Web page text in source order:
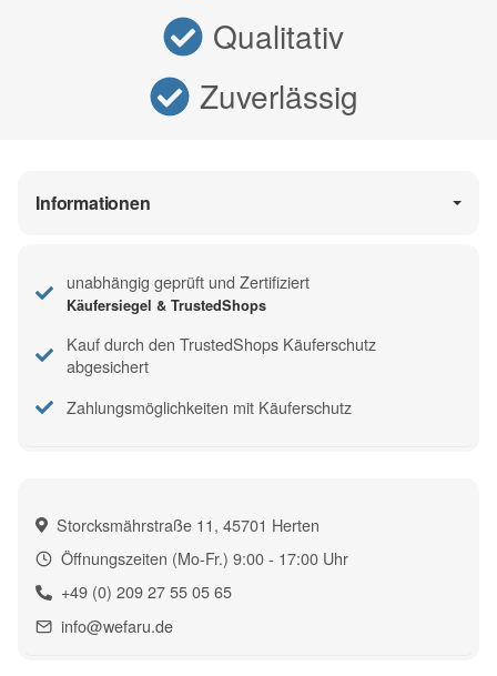
Qualitativ
Zuverlässig
Storcksmährstraße 11, 45701 Herten
Öffnungszeiten (Mo-Fr.) 9:00 - 17:00 Uhr
+49 (0) 209 27 55 05 65
info@wefaru.de
Informationen
unabhängig geprüft und Zertifiziert
Käufersiegel & TrustedShops
Kauf durch den TrustedShops Käuferschutz
abgesichert
Zahlungsmöglichkeiten mit Käuferschutz